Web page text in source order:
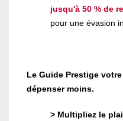
jusqu'à 50 % de
pour une évasion
Le Guide Prestige
dépenser moins.
> Multipliez le